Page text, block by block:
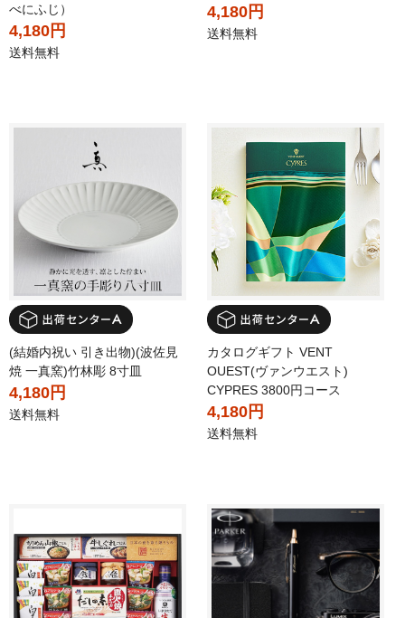
べにふじ）
4,180円
送料無料
4,180円
送料無料
(結婚内祝い 引き出物)(波佐見
焼 一真窯)竹林彫 8寸皿
4,180円
送料無料
カタログギフト VENT
OUEST(ヴァンウエスト)
CYPRES 3800円コース
4,180円
送料無料